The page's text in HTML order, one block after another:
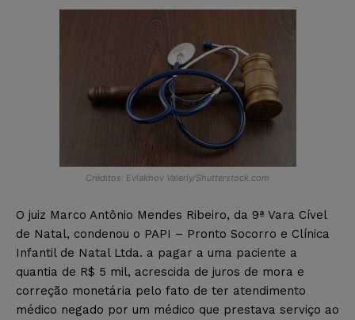
Créditos: Evlakhov Valeriy/Shutterstock.com
O juiz Marco Antônio Mendes Ribeiro, da 9ª Vara Cível
de Natal, condenou o PAPI – Pronto Socorro e Clínica
Infantil de Natal Ltda. a pagar a uma paciente a
quantia de R$ 5 mil, acrescida de juros de mora e
correção monetária pelo fato de ter atendimento
médico negado por um médico que prestava serviço ao